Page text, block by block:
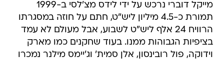
מייקל דוברי נרכש על ידי לידס מצ'לסי ב-1999
תמורת כ-4.5 מיליון ליש"ט, חתם על חוזה במסגרתו
הרוויח 24 אלף ליש"ט לשבוע, אבל מעולם לא עמד
בציפיות הגבוהות ממנו. בעוד שחקנים כמו מארק
וידוקה, פול רובינסון, אלן סמית' וג'יימס מילנר נמכרו